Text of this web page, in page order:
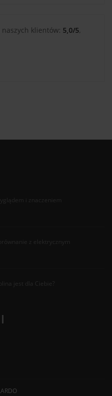
klientów: 5,0/5,
i znaczeniem
z elektrycznym
jest dla Ciebie?